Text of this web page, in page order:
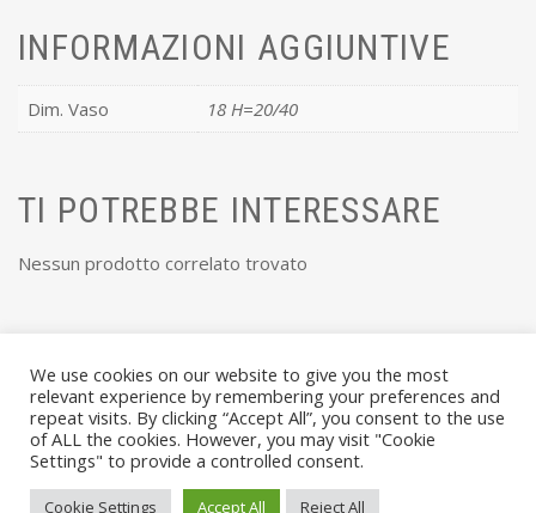
INFORMAZIONI AGGIUNTIVE
Dim. Vaso 18 H=20/40
TI POTREBBE INTERESSARE
Nessun prodotto correlato trovato
© VIVAI MARCHE BY ANDREA GOSTOLI P.IVA 02074150414 |
We use cookies on our website to give you the most
relevant experience by remembering your preferences and
repeat visits. By clicking “Accept All”, you consent to the use
of ALL the cookies. However, you may visit "Cookie
Settings" to provide a controlled consent.
Cookie Settings Accept All Reject All